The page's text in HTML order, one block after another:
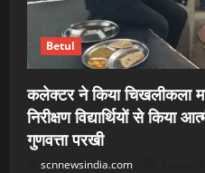
Betul
कलेक्टर ने किया चिखलीकला
निरीक्षण विद्यार्थियों से किया
गुणवत्ता परखी
scnnewsindia.com